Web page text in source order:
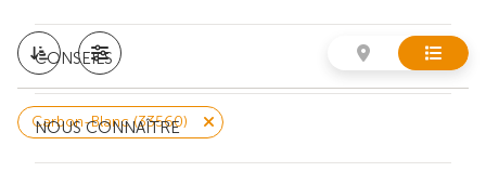
CONSEILS
NOUS CONNAÎTRE
Carbon-Blanc (33560)